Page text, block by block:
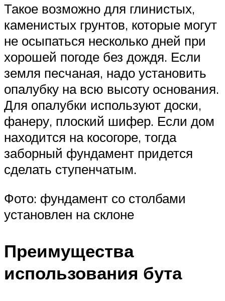
Такое возможно для глинистых,
каменистых грунтов, которые могут
не осыпаться несколько дней при
хорошей погоде без дождя. Если
земля песчаная, надо установить
опалубку на всю высоту основания.
Для опалубки используют доски,
фанеру, плоский шифер. Если дом
находится на косогоре, тогда
заборный фундамент придется
сделать ступенчатым.
Фото: фундамент со столбами
установлен на склоне
Преимущества
использования бута